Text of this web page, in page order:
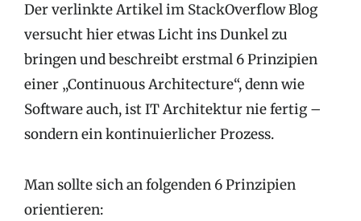
Der verlinkte Artikel im StackOverflow Blog
versucht hier etwas Licht ins Dunkel zu
bringen und beschreibt erstmal 6 Prinzipien
einer „Continuous Architecture“, denn wie
Software auch, ist IT Architektur nie fertig –
sondern ein kontinuierlicher Prozess.
Man sollte sich an folgenden 6 Prinzipien
orientieren: